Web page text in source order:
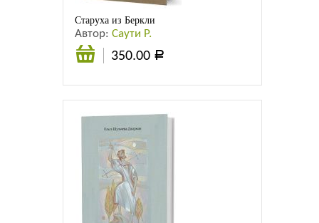
Старуха из Беркли
Автор:Саути Р.
350.00 Р